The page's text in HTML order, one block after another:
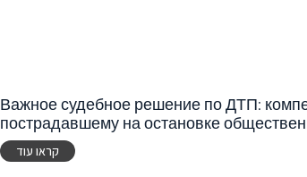
Важное судебное решение по ДТП:
пострадавшему на остановке
קראו עוד